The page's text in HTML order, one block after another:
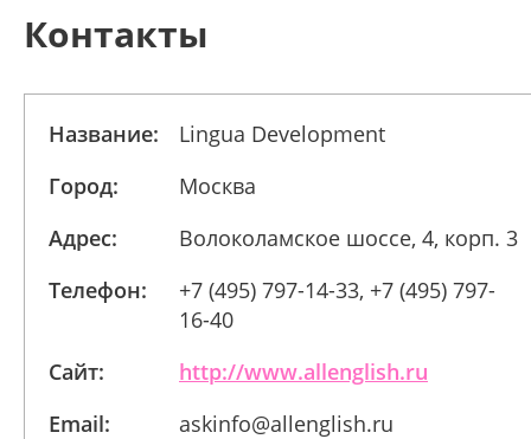
Контакты
Название:
Lingua Development
Город:
Москва
Адрес:
Волоколамское шоссе, 4, корп. 3
Телефон:
+7 (495) 797-14-33, +7 (495) 797-
16-40
Сайт:
http://www.allenglish.ru
Email:
askinfo@allenglish.ru